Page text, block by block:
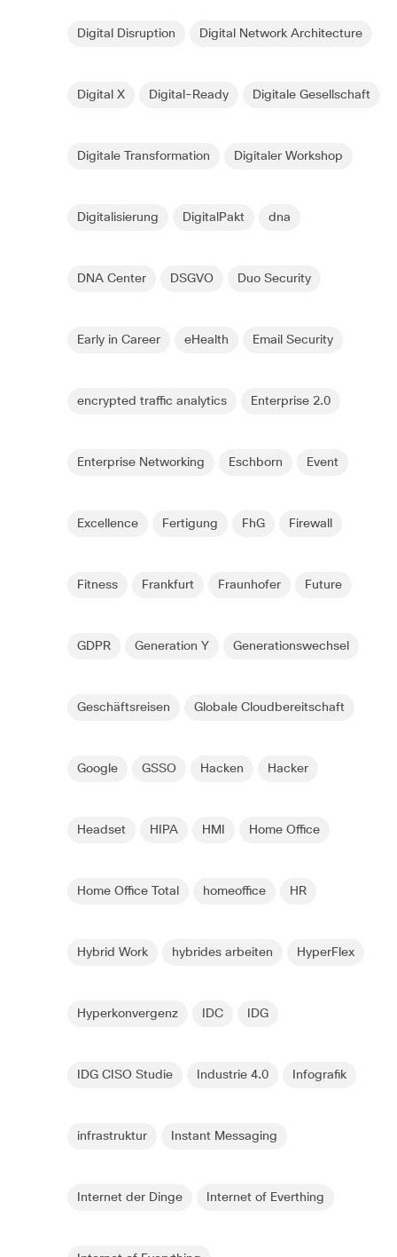
Digital Disruption Digital Network Architecture
Digital X Digital-Ready Digitale Gesellschaft
Digitale Transformation Digitaler Workshop
Digitalisierung DigitalPakt dna
DNA Center DSGVO Duo Security
Early in Career eHealth Email Security
encrypted traffic analytics Enterprise 2.0
Enterprise Networking Eschborn Event
Excellence Fertigung FhG Firewall
Fitness Frankfurt Fraunhofer Future
GDPR Generation Y Generationswechsel
Geschäftsreisen Globale Cloudbereitschaft
Google GSSO Hacken Hacker
Headset HIPA HMI Home Office
Home Office Total homeoffice HR
Hybrid Work hybrides arbeiten HyperFlex
Hyperkonvergenz IDC IDG
IDG CISO Studie Industrie 4.0 Infografik
infrastruktur Instant Messaging
Internet der Dinge Internet of Everthing